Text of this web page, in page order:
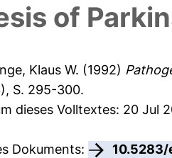
of
Klaus W. (1992)
S. 295-300.
dieses Volltextes: 20 Jul
Dokuments: